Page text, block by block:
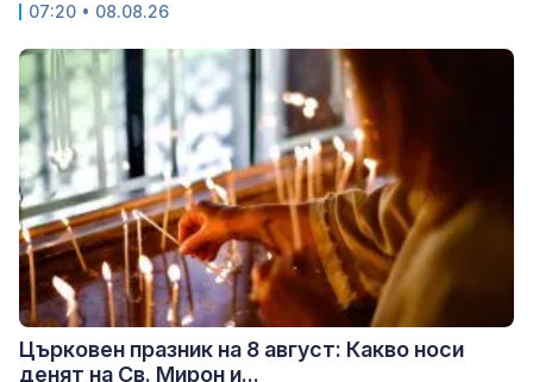
07:20 • 08.08.26
Църковен празник на 8 август: Какво носи
денят на Св. Мирон и...